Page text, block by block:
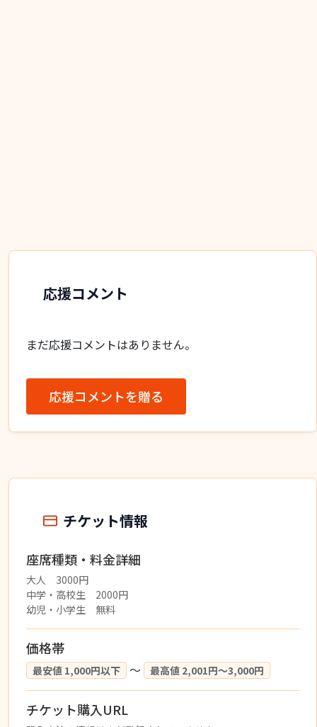
応援コメント
まだ応援コメントはありません。
応援コメントを贈る
チケット情報
座席種類・料金詳細
大人 3000円
中学・高校生 2000円
幼児・小学生 無料
価格帯
最安値 1,000円以下 〜 最高値 2,001円〜3,000円
チケット購入URL